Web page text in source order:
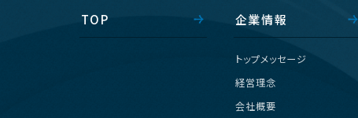
TOP 企業情報
トップメッセージ
経営理念
会社概要